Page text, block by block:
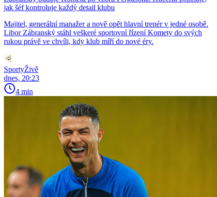
jak šéf kontroluje každý detail klubu
Majitel, generální manažer a nově opět hlavní trenér v jedné osobě.
Libor Zábranský stáhl veškeré sportovní řízení Komety do svých
rukou právě ve chvíli, kdy klub míří do nové éry.
SportyŽivě
dnes, 20:23
4 min